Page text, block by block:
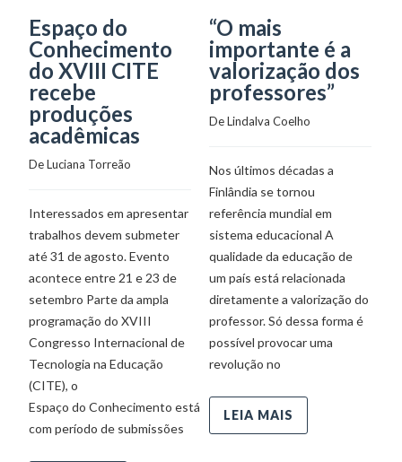
Espaço do
Conhecimento
do XVIII CITE
recebe
produções
acadêmicas
De Luciana Torreão
Interessados em apresentar
trabalhos devem submeter
até 31 de agosto. Evento
acontece entre 21 e 23 de
setembro Parte da ampla
programação do XVIII
Congresso Internacional de
Tecnologia na Educação
(CITE), o
Espaço do Conhecimento está
com período de submissões
“O mais
importante é a
valorização dos
professores”
De Lindalva Coelho
Nos últimos décadas a
Finlândia se tornou
referência mundial em
sistema educacional A
qualidade da educação de
um país está relacionada
diretamente a valorização do
professor. Só dessa forma é
possível provocar uma
revolução no
LEIA MAIS